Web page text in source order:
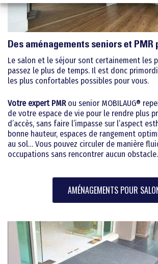
Des aménagements seniors et PMR
Le salon et le séjour sont certainement les
passez le plus de temps. Il est donc
les plus confortables possibles pour vous.
Votre expert PMRou senior MOBILAUG®
de votre espace de vie pour le rendre plus
d’accès, sans faire l’impasse sur l’aspect
bonne hauteur, espaces de rangement
au sol… Vous pouvez circuler de manière
occupations sans rencontrer aucun obstacle.
AMÉNAGEMENTS POUR
Votre
Les
Nos
Les
La
La
Qui
Les
Le
Notre